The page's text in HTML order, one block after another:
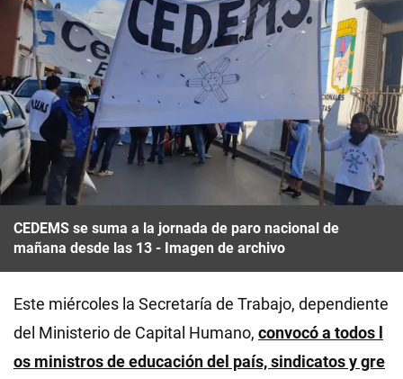
CEDEMS se suma a la jornada de paro nacional de
mañana desde las 13 - Imagen de archivo
Este miércoles la Secretaría de Trabajo, dependiente
del Ministerio de Capital Humano, convocó a todos l
os ministros de educación del país, sindicatos y gre